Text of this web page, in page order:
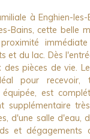
à Enghien-
Bains, cette belle
et du lac. Dès
des pièces de vie.
pour recevoir,
est
supplémentaire
d'une salle d'eau,
et dégagements